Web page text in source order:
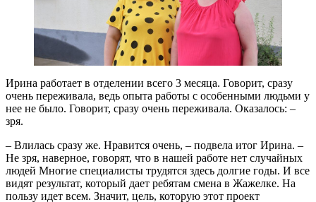
Ирина работает в отделении всего 3 месяца. Говорит, сразу
очень переживала, ведь опыта работы с особенными людьми у
нее не было. Говорит, сразу очень переживала. Оказалось: –
зря.
– Влилась сразу же. Нравится очень, – подвела итог Ирина. –
Не зря, наверное, говорят, что в нашей работе нет случайных
людей Многие специалисты трудятся здесь долгие годы. И все
видят результат, который дает ребятам смена в Жажелке. На
пользу идет всем. Значит, цель, которую этот проект